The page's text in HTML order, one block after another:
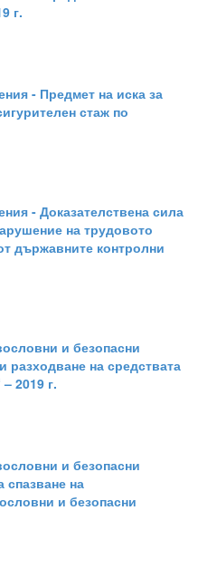
г.
- Предмет на иска за
стаж по
- Доказателствена сила
на трудовото
държавните контролни
и безопасни
разходване на средствата
2019 г.
и безопасни
спазване на
и безопасни